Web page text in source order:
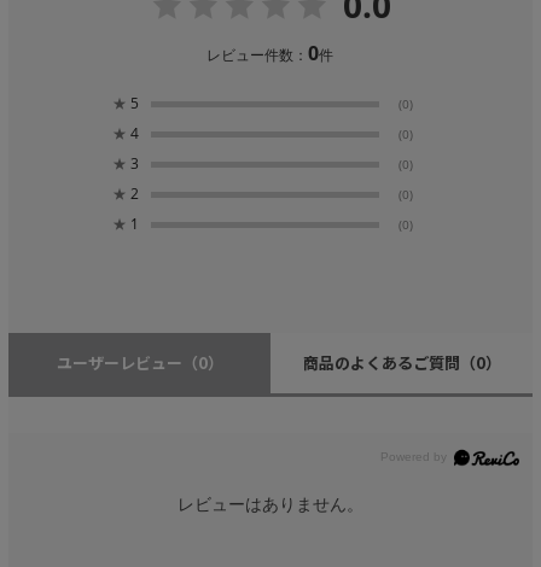
レビュー件数：0件
★ 5 (0)
★ 4 (0)
★ 3 (0)
★ 2 (0)
★ 1 (0)
ユーザーレビュー （0） 商品のよくあるご質問 （0）
レビューはありません。